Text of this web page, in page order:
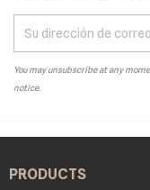
You may unsubscribe at any
notice.
PRODUCTS